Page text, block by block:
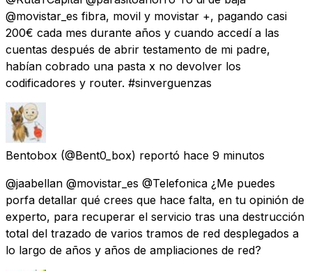
@movistar_es fibra, movil y movistar +, pagando casi
200€ cada mes durante años y cuando accedí a las
cuentas después de abrir testamento de mi padre,
habían cobrado una pasta x no devolver los
codificadores y router. #sinverguenzas
Bentobox (@Bent0_box) reportó hace 9 minutos
@jaabellan @movistar_es @Telefonica ¿Me puedes
porfa detallar qué crees que hace falta, en tu opinión de
experto, para recuperar el servicio tras una destrucción
total del trazado de varios tramos de red desplegados a
lo largo de años y años de ampliaciones de red?